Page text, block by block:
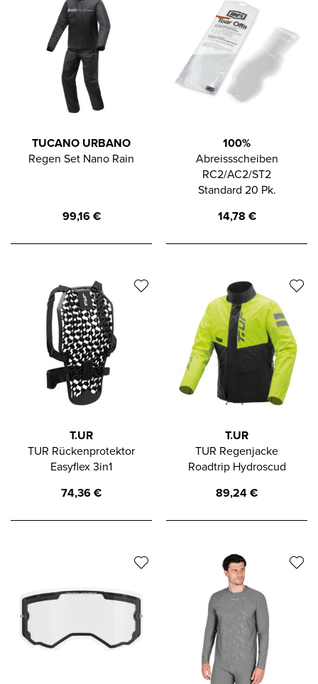
TUCANO URBANO
Regen Set Nano Rain
99,16€
100%
Abreissscheiben
RC2/AC2/ST2
Standard 20 Pk.
14,78 €
T.UR
TUR Rückenprotektor
Easyflex 3in1
74,36€
T.UR
TUR Regenjacke
Roadtrip Hydroscud
89,24€